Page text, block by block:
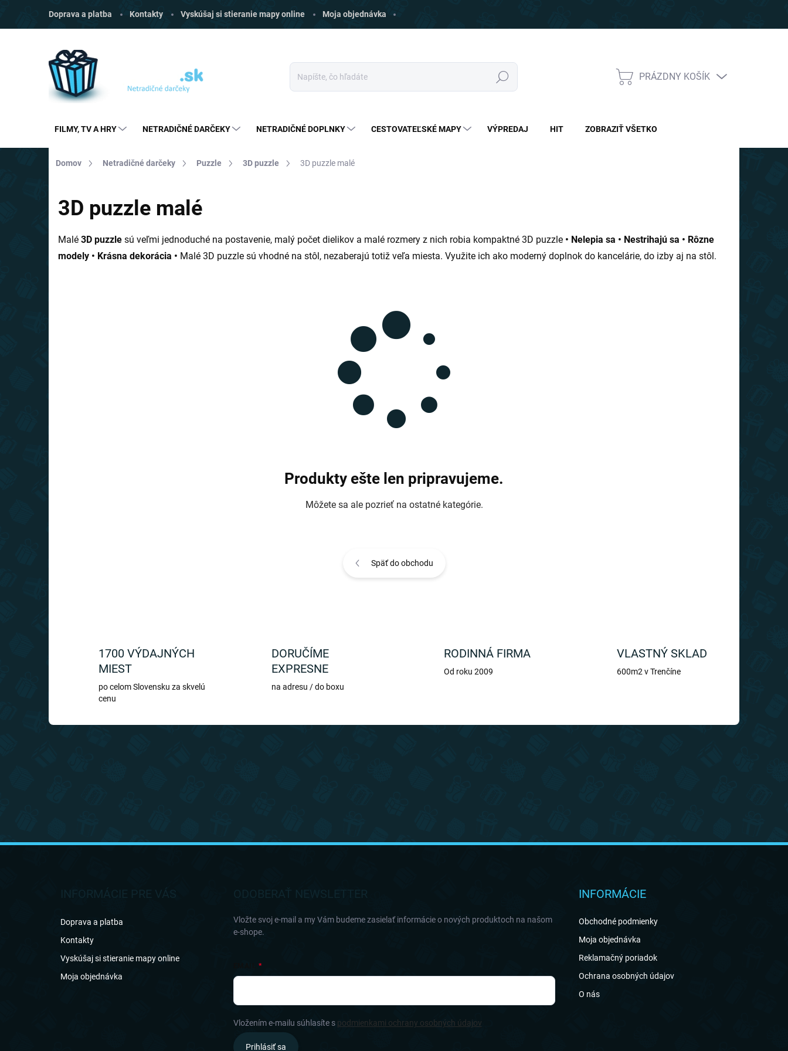
obsah
Doprava a platba Kontakty Vyskúšaj si stieranie mapy online Moja objednávka
Hľadať
NÁKUPNÝ
PRÁZDNY KOŠÍK
FILMY, TV A HRY NETRADIČNÉ DARČEKY NETRADIČNÉ DOPLNKY CESTOVATEĽSKÉ MAPY VÝPREDAJ HIT ZOBRAZIŤ VŠETKO
Domov Netradičné darčeky Puzzle 3D puzzle 3D puzzle malé
3D puzzle malé
Malé 3D puzzle sú veľmi jednoduché na postavenie, malý počet dielikov a malé rozmery z nich robia kompaktné 3D puzzle • Nelepia sa • Nestrihajú sa • Rôzne
modely • Krásna dekorácia • Malé 3D puzzle sú vhodné na stôl, nezaberajú totiž veľa miesta. Využite ich ako moderný doplnok do kancelárie, do izby aj na stôl.
Produkty ešte len pripravujeme.
Môžete sa ale pozrieť na ostatné kategórie.
Späť do obchodu
1700 VÝDAJNÝCH
MIEST
po celom Slovensku za skvelú
cenu
DORUČÍME
EXPRESNE
na adresu / do boxu
RODINNÁ FIRMA
Od roku 2009
VLASTNÝ SKLAD
600m2 v Trenčíne
INFORMÁCIE PRE VÁS
Doprava a platba
Kontakty
Vyskúšaj si stieranie mapy online
Moja objednávka
ODOBERAŤ NEWSLETTER
Vložte svoj e-mail a my Vám budeme zasielať informácie o nových produktoch na našom
e-shope.
Vložením e-mailu súhlasíte s podmienkami ochrany osobných údajov
Prihlásiť sa
INFORMÁCIE
Obchodné podmienky
Moja objednávka
Reklamačný poriadok
Ochrana osobných údajov
O nás